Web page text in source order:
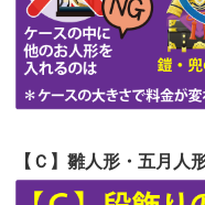
第52回人形供養祭
第51回人形供養祭
第50回人形供養祭
第49回人形供養祭
【Ｃ】雛人形・五月人